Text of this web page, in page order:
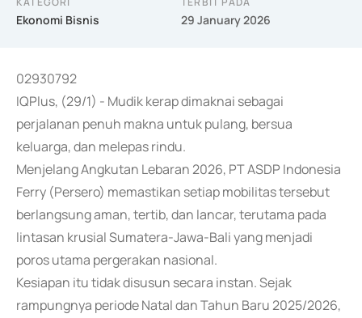
Ekonomi Bisnis 29 January 2026
02930792
IQPlus, (29/1) - Mudik kerap dimaknai sebagai
perjalanan penuh makna untuk pulang, bersua
keluarga, dan melepas rindu.
Menjelang Angkutan Lebaran 2026, PT ASDP Indonesia
Ferry (Persero) memastikan setiap mobilitas tersebut
berlangsung aman, tertib, dan lancar, terutama pada
lintasan krusial Sumatera-Jawa-Bali yang menjadi
poros utama pergerakan nasional.
Kesiapan itu tidak disusun secara instan. Sejak
rampungnya periode Natal dan Tahun Baru 2025/2026,